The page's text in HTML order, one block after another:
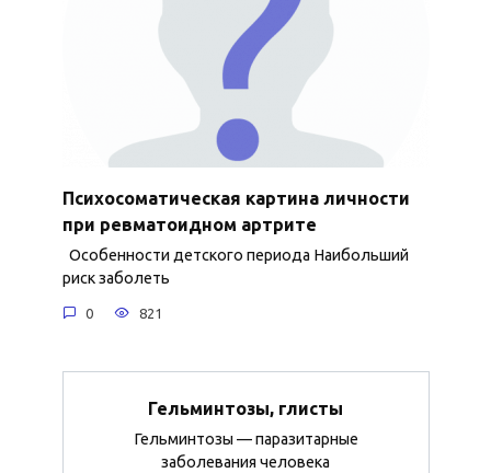
Психосоматическая картина личности
при ревматоидном артрите
Особенности детского периода Наибольший
риск заболеть
0 821
Гельминтозы, глисты
Гельминтозы — паразитарные
заболевания человека